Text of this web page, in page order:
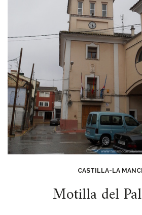
CASTILLA-LA
Motilla del